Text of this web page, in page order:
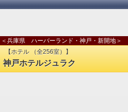
＜兵庫県 ハーバーランド・神戸・新開地＞
【ホテル （全256室）】
神戸ホテルジュラク